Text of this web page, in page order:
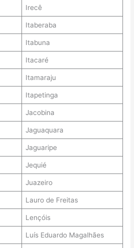
Irecê
Itaberaba
Itabuna
Itacaré
Itamaraju
Itapetinga
Jacobina
Jaguaquara
Jaguaripe
Jequié
Juazeiro
Lauro de Freitas
Lençóis
Luís Eduardo Magalhães